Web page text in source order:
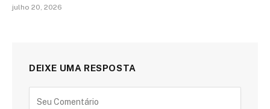
julho 20, 2026
DEIXE UMA RESPOSTA